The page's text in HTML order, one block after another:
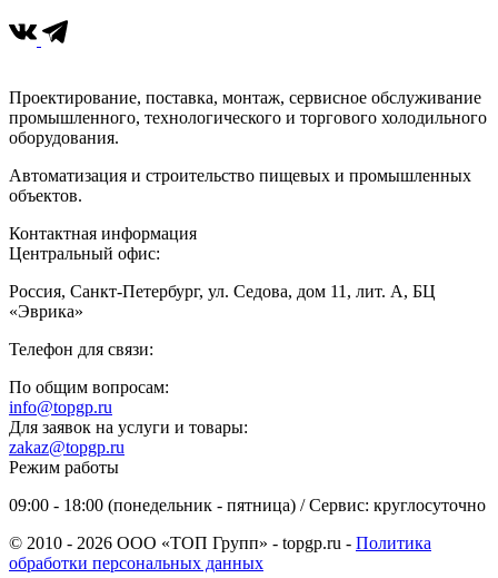
Проектирование, поставка, монтаж, сервисное обслуживание
промышленного, технологического и торгового холодильного
оборудования.
Автоматизация и строительство пищевых и промышленных
объектов.
Контактная информация
Центральный офис:
Россия, Санкт-Петербург, ул. Седова, дом 11, лит. А, БЦ
«Эврика»
Телефон для связи:
По общим вопросам:
info@topgp.ru
Для заявок на услуги и товары:
zakaz@topgp.ru
Режим работы
09:00 - 18:00 (понедельник - пятница) / Сервис: круглосуточно
© 2010 - 2026 ООО «ТОП Групп» - topgp.ru - Политика
обработки персональных данных